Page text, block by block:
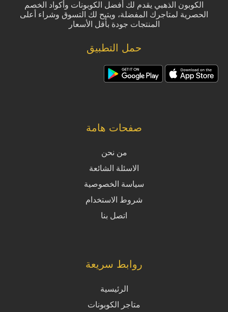
الكوبون الذهبي يقدم لك أفضل الكوبونات وأكواد الخصم
الحصرية لمتاجرك المفضلة، ويتيح لك التسوق وشراء أعلى
المنتجات جودة بأقل الأسعار
حمل التطبيق
صفحات هامة
من نحن
الاسئلة الشائعة
سياسة الخصوصية
شروط الاستخدام
اتصل بنا
روابط سريعة
الرئيسية
متاجر الكوبونات